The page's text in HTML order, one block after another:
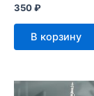
350₽
В корзину